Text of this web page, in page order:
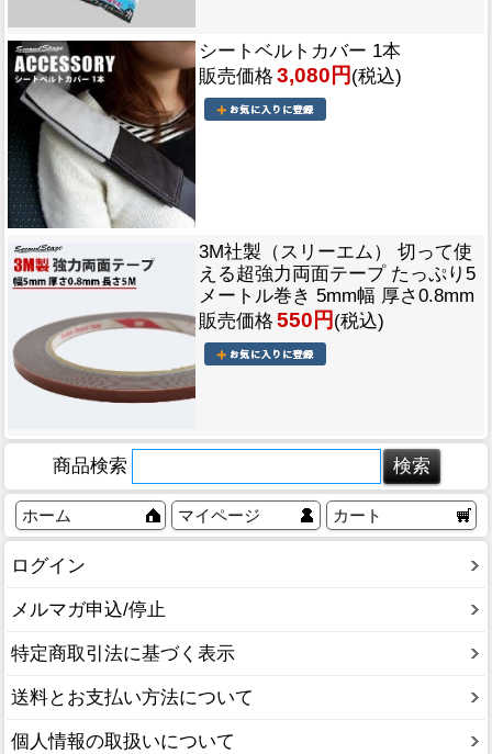
シートベルトカバー 1本
販売価格 3,080円 (税込)
3M社製（スリーエム） 切って使
える超強力両面テープ たっぷり5
メートル巻き 5mm幅 厚さ0.8mm
販売価格 550円 (税込)
商品検索
ホーム マイページ カート
ログイン
メルマガ申込/停止
特定商取引法に基づく表示
送料とお支払い方法について
個人情報の取扱いについて